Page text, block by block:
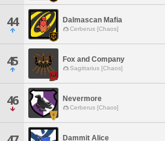
44 Dalmascan Mafia
Cerberus [Chaos]
45 Fox and Company
Sagittarius [Chaos]
46 Nevermore
Cerberus [Chaos]
Dammit Alice